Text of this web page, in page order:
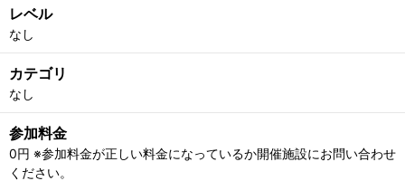
レベル
なし
カテゴリ
なし
参加料金
0円 ※参加料金が正しい料金になっているか開催施設にお問い合わせ
ください。